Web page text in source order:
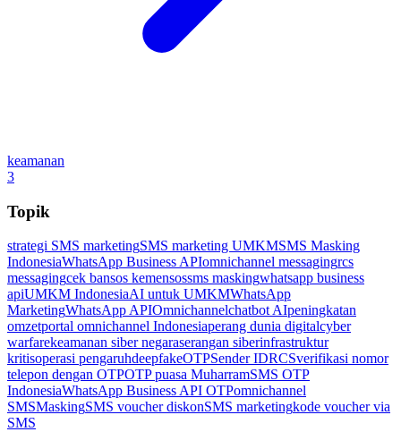
keamanan
3
Topik
strategi SMS marketingSMS marketing UMKMSMS Masking
IndonesiaWhatsApp Business APIomnichannel messagingrcs
messagingcek bansos kemensossms maskingwhatsapp business
apiUMKM IndonesiaAI untuk UMKMWhatsApp
MarketingWhatsApp APIOmnichannelchatbot AIpeningkatan
omzetportal omnichannel Indonesiaperang dunia digitalcyber
warfarekeamanan siber negaraserangan siberinfrastruktur
kritisoperasi pengaruhdeepfakeOTPSender IDRCSverifikasi nomor
telepon dengan OTPOTP puasa MuharramSMS OTP
IndonesiaWhatsApp Business API OTPomnichannel
SMSMaskingSMS voucher diskonSMS marketingkode voucher via
SMS